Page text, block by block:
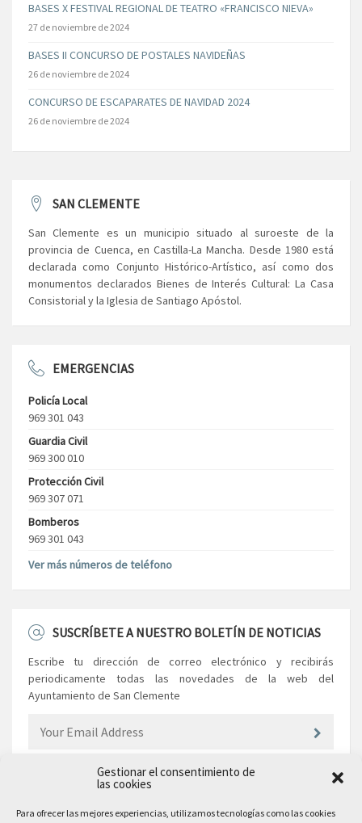
Gestionar el consentimiento de
las cookies
Para ofrecer las mejores experiencias, utilizamos tecnologías como las cookies
BASES X FESTIVAL REGIONAL DE TEATRO «FRANCISCO NIEVA»
27 de noviembre de 2024
BASES II CONCURSO DE POSTALES NAVIDEÑAS
26 de noviembre de 2024
CONCURSO DE ESCAPARATES DE NAVIDAD 2024
26 de noviembre de 2024
SAN CLEMENTE
San Clemente es un municipio situado al suroeste de la
provincia de Cuenca, en Castilla-La Mancha. Desde 1980 está
declarada como Conjunto Histórico-Artístico, así como dos
monumentos declarados Bienes de Interés Cultural: La Casa
Consistorial y la Iglesia de Santiago Apóstol.
EMERGENCIAS
Policía Local
969 301 043
Guardia Civil
969 300 010
Protección Civil
969 307 071
Bomberos
969 301 043
Ver más números de teléfono
SUSCRÍBETE A NUESTRO BOLETÍN DE NOTICIAS
Escribe tu dirección de correo electrónico y recibirás
periodicamente todas las novedades de la web del
Ayuntamiento de San Clemente
EL AYUNTAMIENTO